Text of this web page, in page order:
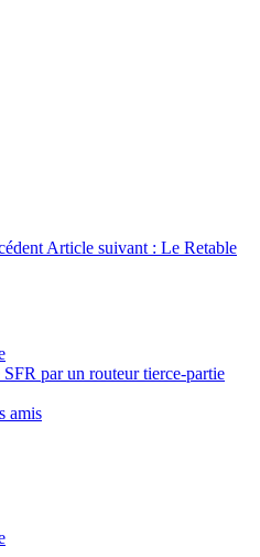
Article suivant : Le Retable
par un routeur tierce-partie
amis